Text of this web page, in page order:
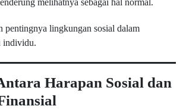
melihatnya sebagai hal normal.
pentingnya lingkungan sosial dalam
individu.
Harapan Sosial dan